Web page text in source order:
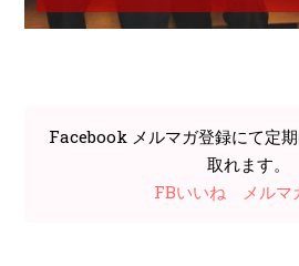
Facebook メルマガ登録にて定
取れます。
FBいいね
メル